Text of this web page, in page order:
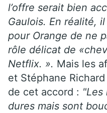
l’offre serait bien
Gaulois. En réalité,
pour Orange de ne
rôle délicat de
Netflix. ». Mais les
et Stéphane
de cet accord : "Les
dures mais sont